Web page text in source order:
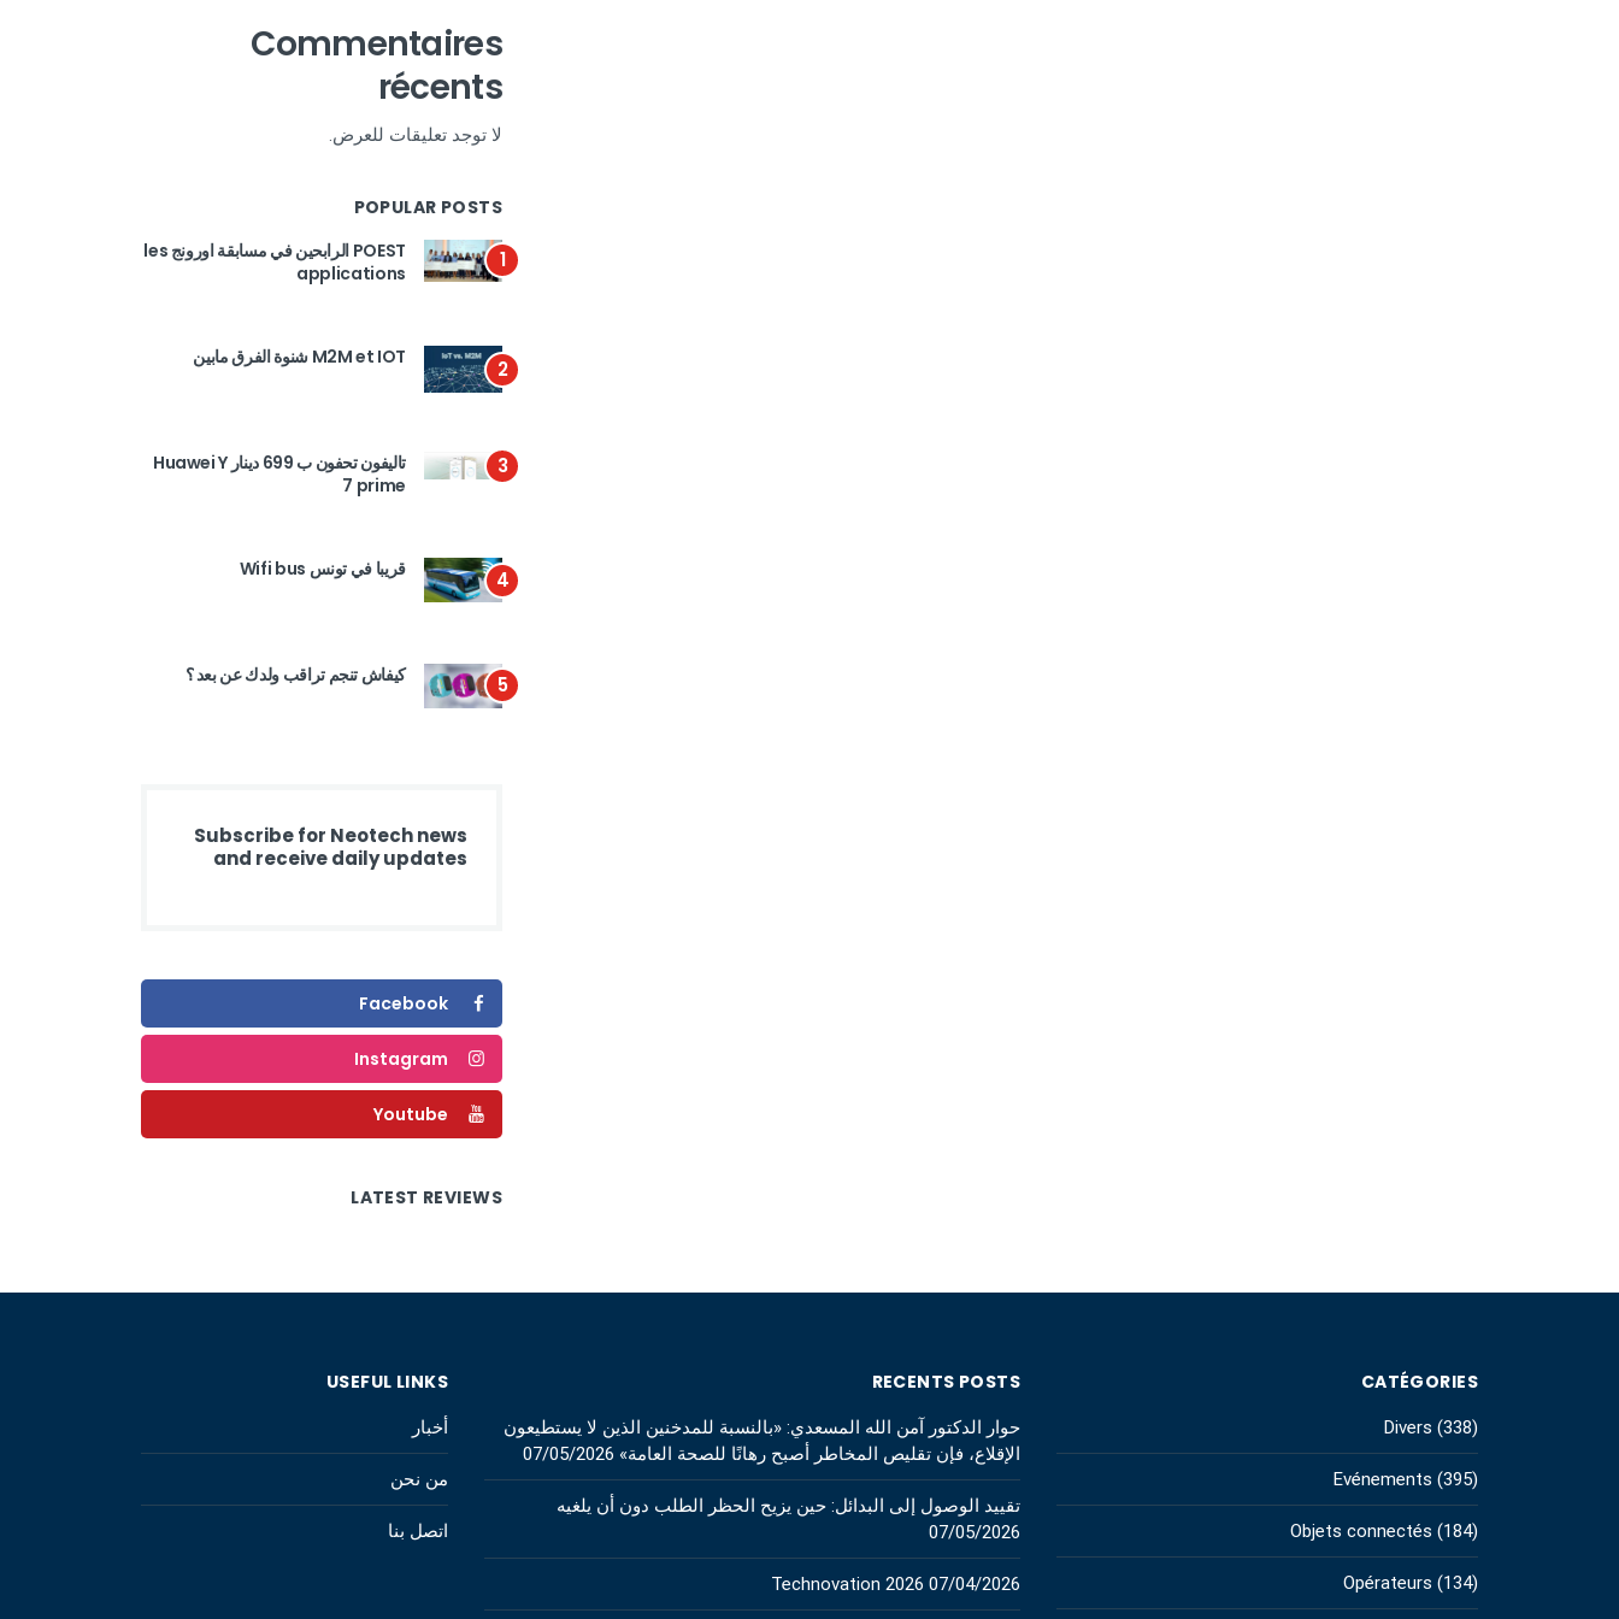
Commentaires
récents
لا توجد تعليقات للعرض.
POPULAR POSTS
1
POEST الرابحين في مسابقة اورونج les
applications
2 M2M et IOT شنوة الفرق مابين
3
تاليفون تحفون ب 699 دينار Huawei Y
7 prime
4 قريبا في تونس Wifi bus
5 كيفاش تنجم تراقب ولدك عن بعد ؟
Subscribe for Neotech news
and receive daily updates
Facebook
Instagram
Youtube
LATEST REVIEWS
CATÉGORIES
Divers (338)
Evénements (395)
Objets connectés (184)
Opérateurs (134)
RECENTS POSTS
حوار الدكتور آمن الله المسعدي: «بالنسبة للمدخنين الذين لا يستطيعون
الإقلاع، فإن تقليص المخاطر أصبح رهانًا للصحة العامة» 07/05/2026
تقييد الوصول إلى البدائل: حين يزيح الحظر الطلب دون أن يلغيه
07/05/2026
Technovation 2026 07/04/2026
USEFUL LINKS
أخبار
من نحن
اتصل بنا